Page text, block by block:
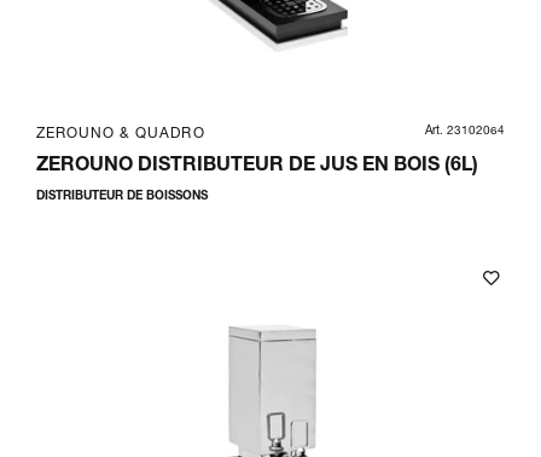
ZEROUNO & QUADRO Art. 23102064
ZEROUNO DISTRIBUTEUR DE JUS EN BOIS (6L)
DISTRIBUTEUR DE BOISSONS